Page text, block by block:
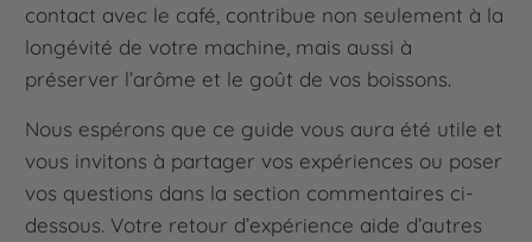
contact avec le café, contribue non seulement à la
longévité de votre machine, mais aussi à
préserver l’arôme et le goût de vos boissons.
Nous espérons que ce guide vous aura été utile et
vous invitons à partager vos expériences ou poser
vos questions dans la section commentaires ci-
dessous. Votre retour d’expérience aide d’autres